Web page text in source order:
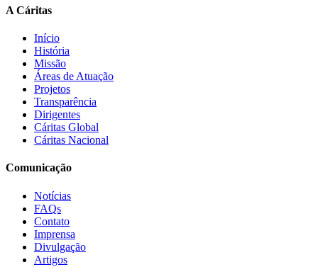
A Cáritas
Início
História
Missão
Áreas de Atuação
Projetos
Transparência
Dirigentes
Cáritas Global
Cáritas Nacional
Comunicação
Notícias
FAQs
Contato
Imprensa
Divulgação
Artigos